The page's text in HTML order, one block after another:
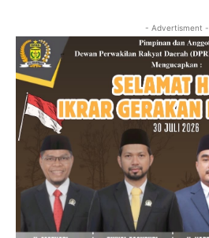
- Advertisment -